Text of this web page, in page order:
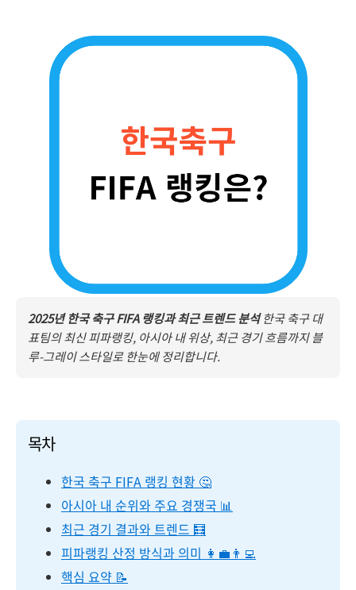
2025년 한국 축구 FIFA 랭킹과 최근 트렌드 분석한국 축구 대
표팀의 최신 피파랭킹, 아시아 내 위상, 최근 경기 흐름까지 블
루-그레이 스타일로 한눈에 정리합니다.
목차
한국 축구 FIFA 랭킹 현황 🤔
아시아 내 순위와 주요 경쟁국 📊
최근 경기 결과와 트렌드 🧮
피파랭킹 산정 방식과 의미 👩‍💼👨‍💻
핵심 요약 📝